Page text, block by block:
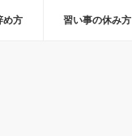
め方 習い事の休み方